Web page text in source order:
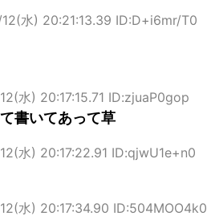
水) 20:21:13.39 ID:D+i6mr/T0
水) 20:17:15.71 ID:zjuaP0gop
書いてあって草
水) 20:17:22.91 ID:qjwU1e+n0
水) 20:17:34.90 ID:504MOO4k0